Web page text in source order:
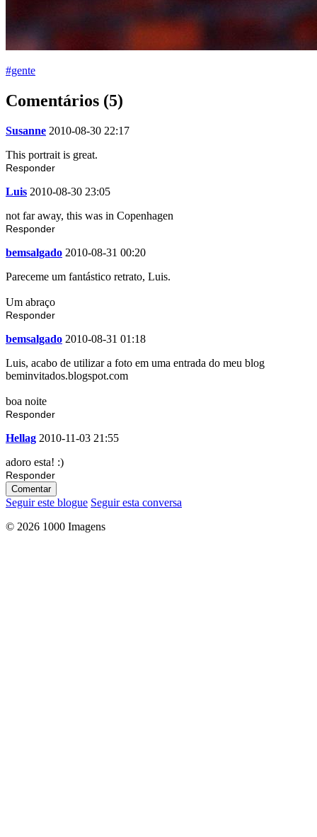
#gente
Comentários (5)
Susanne 2010-08-30 22:17
This portrait is great.
Responder
Luis 2010-08-30 23:05
not far away, this was in Copenhagen
Responder
bemsalgado 2010-08-31 00:20
Pareceme um fantástico retrato, Luis.
Um abraço
Responder
bemsalgado 2010-08-31 01:18
Luis, acabo de utilizar a foto em uma entrada do meu blog
beminvitados.blogspot.com
boa noite
Responder
Hellag 2010-11-03 21:55
adoro esta! :)
Responder
Comentar
Seguir este blogue Seguir esta conversa
© 2026 1000 Imagens